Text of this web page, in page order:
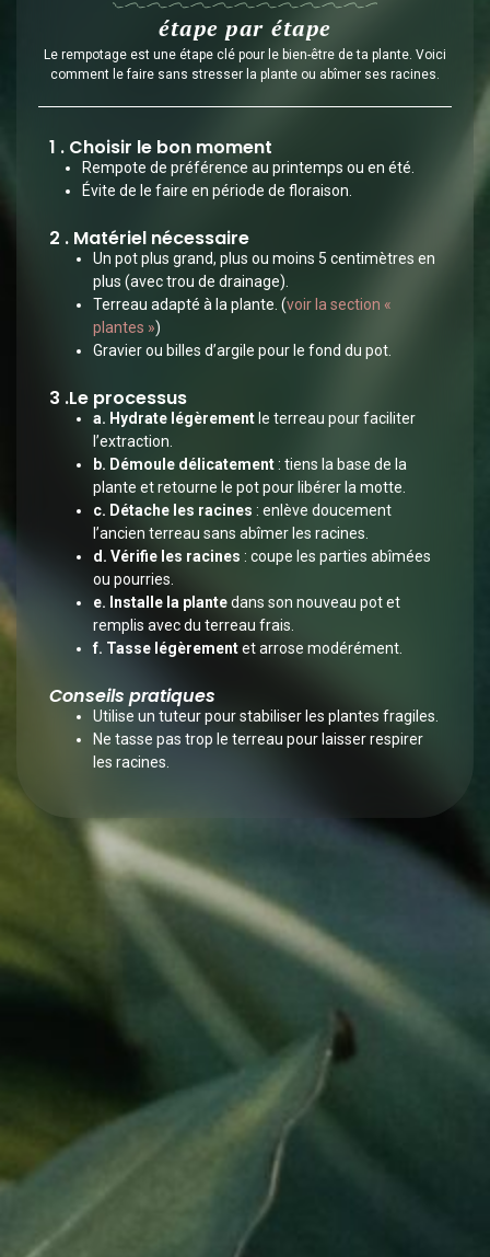
étape par étape
Le rempotage est une étape clé pour le bien-être de ta plante. Voici
comment le faire sans stresser la plante ou abîmer ses racines.
1 . Choisir le bon moment
Rempote de préférence au printemps ou en été.
Évite de le faire en période de floraison.
2 . Matériel nécessaire
Un pot plus grand, plus ou moins 5 centimètres en
plus (avec trou de drainage).
Terreau adapté à la plante. (voir la section «
plantes »)
Gravier ou billes d’argile pour le fond du pot.
3 .Le processus
a. Hydrate légèrement le terreau pour faciliter
l’extraction.
b. Démoule délicatement: tiens la base de la
plante et retourne le pot pour libérer la motte.
c. Détache les racines : enlève doucement
l’ancien terreau sans abîmer les racines.
d. Vérifie les racines : coupe les parties abîmées
ou pourries.
e. Installe la plantedans son nouveau pot et
remplis avec du terreau frais.
f. Tasse légèrementet arrose modérément.
Conseils pratiques
Utilise un tuteur pour stabiliser les plantes fragiles.
Ne tasse pas trop le terreau pour laisser respirer
les racines.